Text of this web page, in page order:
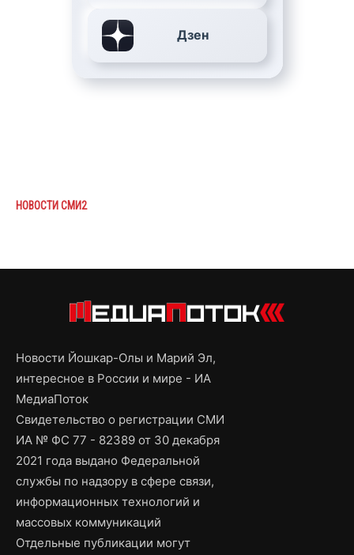
Дзен
НОВОСТИ СМИ2
Новости Йошкар-Олы и Марий Эл,
интересное в России и мире - ИА
МедиаПоток
Свидетельство о регистрации СМИ
ИА № ФС 77 - 82389 от 30 декабря
2021 года выдано Федеральной
службы по надзору в сфере связи,
информационных технологий и
массовых коммуникаций
Отдельные публикации могут